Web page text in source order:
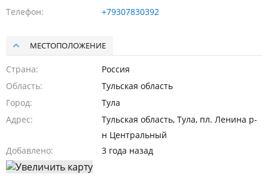
Телефон +79307830392
МЕСТОПОЛОЖЕНИЕ
Страна
Россия
Область
Тульская область
Город
Тула
Адрес
Тульская область, Тула, пл. Ленина р-
н Центральный
Добавлено
3 года назад